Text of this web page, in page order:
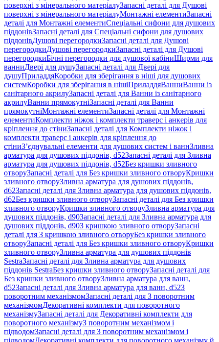
поверхні з мінерального матеріалуЗапасні деталі для Душові
поверхні з мінерального матеріалуМонтажні елементиЗапасні
деталі для Монтажні елементиСпеціальні сифони для душових
піддонівЗапасні деталі для Спеціальні сифони для душових
піддонівДушові перегородкиЗапасні деталі для Душові
перегородкиДушові перегородкиЗапасні деталі для Душові
перегородкиБічні перегородки для душової кабіниШирми для
ванниДвері для душуЗапасні деталі для Двері для
душуПриладдяКоробки для зберігання в ніші для душових
системКоробки для зберігання в нішіПриладдяВанниВанни із
санітарного акрилуЗапасні деталі для Ванни із санітарного
акрилуВанни прямокутніЗапасні деталі для Ванни
прямокутніМонтажні елементиЗапасні деталі для Монтажні
елементиКомплекти ніжок і комплекти траверс і анкерів для
кріплення до стіниЗапасні деталі для Комплекти ніжок і
комплекти траверс і анкерів для кріплення до
стіниЗ’єднувальні елементи для душових систем і ваннЗливна
арматура для душових піддонів, d52Запасні деталі для Зливна
арматура для душових піддонів, d52Без кришки зливного
отворуЗапасні деталі для Без кришки зливного отворуКришки
зливного отворуЗливна арматура для душових піддонів,
d62Запасні деталі для Зливна арматура для душових піддонів,
d62Без кришки зливного отворуЗапасні деталі для Без кришки
зливного отворуКришки зливного отворуЗливна арматура для
душових піддонів, d90Запасні деталі для Зливна арматура для
душових піддонів, d90З кришкою зливного отворуЗапасні
деталі для З кришкою зливного отворуБез кришки зливного
отворуЗапасні деталі для Без кришки зливного отворуКришки
зливного отворуЗливна арматура для душових піддонів
SestraЗапасні деталі для Зливна арматура для душових
піддонів SestraБез кришки зливного отворуЗапасні деталі для
Без кришки зливного отворуЗливна арматура для ванн,
d52Запасні деталі для Зливна арматура для ванн, d52З
поворотним механізмомЗапасні деталі для З поворотним
механізмомДекоративні комплекти для поворотного
механізмуЗапасні деталі для Декоративні комплекти для
поворотного механізмуЗ поворотним механізмом і
підводомЗапасні деталі для З поворотним механізмом і
підводомДекоративні комплекти для поворотного механізму й